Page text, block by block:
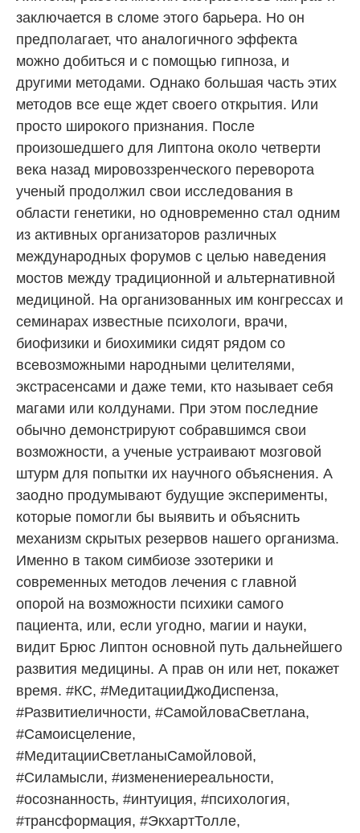
заключается в сломе этого барьера. Но он
предполагает, что аналогичного эффекта
можно добиться и с помощью гипноза, и
другими методами. Однако большая часть этих
методов все еще ждет своего открытия. Или
просто широкого признания. После
произошедшего для Липтона около четверти
века назад мировоззренческого переворота
ученый продолжил свои исследования в
области генетики, но одновременно стал одним
из активных организаторов различных
международных форумов с целью наведения
мостов между традиционной и альтернативной
медициной. На организованных им конгрессах и
семинарах известные психологи, врачи,
биофизики и биохимики сидят рядом со
всевозможными народными целителями,
экстрасенсами и даже теми, кто называет себя
магами или колдунами. При этом последние
обычно демонстрируют собравшимся свои
возможности, а ученые устраивают мозговой
штурм для попытки их научного объяснения. А
заодно продумывают будущие эксперименты,
которые помогли бы выявить и объяснить
механизм скрытых резервов нашего организма.
Именно в таком симбиозе эзотерики и
современных методов лечения с главной
опорой на возможности психики самого
пациента, или, если угодно, магии и науки,
видит Брюс Липтон основной путь дальнейшего
развития медицины. А прав он или нет, покажет
время. #КС, #МедитацииДжоДиспенза,
#Развитиеличности, #СамойловаСветлана,
#Самоисцеление,
#МедитацииСветланыСамойловой,
#Силамысли, #изменениереальности,
#осознанность, #интуиция, #психология,
#трансформация, #ЭкхартТолле,